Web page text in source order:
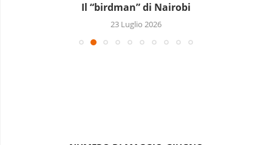
Sudafrica, la promessa mancata e il nemico
inventato
13 Luglio 2026